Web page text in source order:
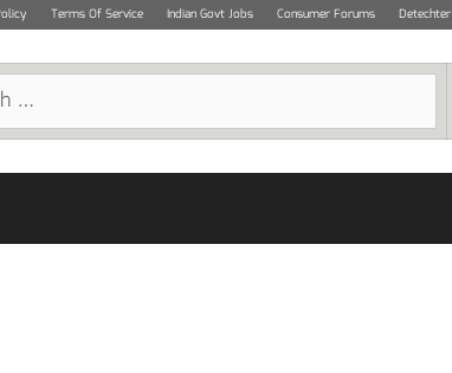
Terms Of Service Indian Govt Jobs Consumer Forums Detechter